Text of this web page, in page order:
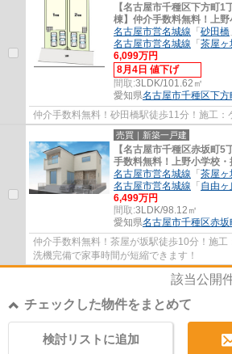
【名古屋市千種区下方町
棟】仲介手数料無料！上
名古屋市営名城線 「 砂田橋
名古屋市営名城線 「 茶屋ヶ
6,099万円
8月4日 値下げ
間取:3LDK/101.62㎡
愛知県名古屋市千種区下方
仲介手数料無料！砂田橋駅徒歩11分！施工：
売買｜新築一戸建
【名古屋市千種区赤坂町
手数料無料！上野小学校
名古屋市営名城線 「 茶屋ヶ
名古屋市営名城線 「 自由ヶ
6,499万円
間取:3LDK/98.12㎡
愛知県名古屋市千種区赤坂
仲介手数料無料！茶屋が坂駅徒歩10分！施工
洗機完備で家事時間が短縮できます！
該当公開
チェックした物件をまとめて
検討リストに追加